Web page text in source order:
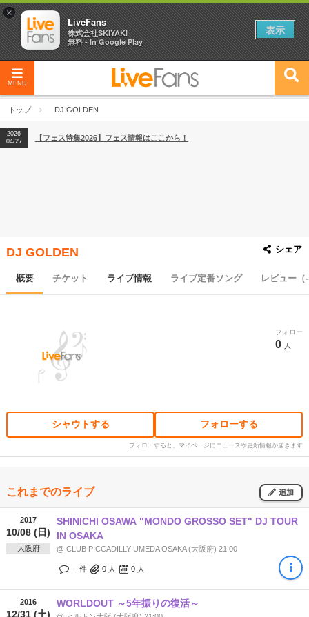
MENU
トップ DJ GOLDEN
2026
04/27
2026
【ライブ動員ランキング】2026年上半期編発表！
2026
04/27
【フェス特集2026】フェス情報はここから！
DJ GOLDEN シェア
概要 チケット ライブ情報 ライブ定番ソング レビュー（
フォロー
0 人
シャウトする フォローする
フォローすると、マイページにニュースや更新情報が届きます
これまでのライブ 追加
2017
10/08 (日)
大阪府
SHINICHI OSAWA "MONDO GROSSO SET" DJ TOUR
IN OSAKA
@ CLUB PICCADILLY UMEDA OSAKA (大阪府) 21:00
-- 件 0 人 0 人
2016
12/31 (土)
WORLDOUT ～5年振りの復活～
×
LiveFans
株式会社SKIYAKI
無料 - In Google Play
表示